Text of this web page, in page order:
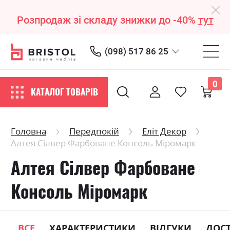
Розпродаж зі складу знижки до -40% тут
(098) 517 86 25
КАТАЛОГ ТОВАРІВ
0
Головна Передпокій
Еліт Декор
Алтея Сілвер Фарбоване Консоль Міромарк
Алтея Сілвер Фарбоване
Консоль Міромарк